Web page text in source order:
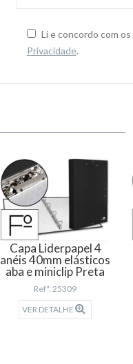
Li e concordo com os
Privacidade.
Capa Liderpapel 4
anéis 40mm elásticos
aba e miniclip Preta
Refª: 25309
VER DETALHE